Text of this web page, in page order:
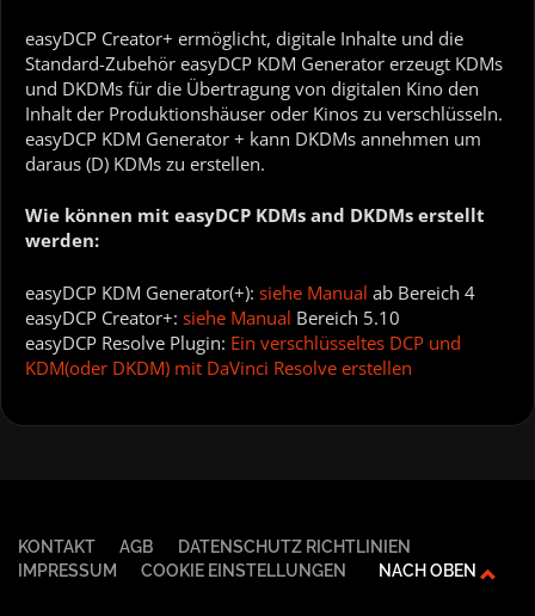
easyDCP Creator+ ermöglicht, digitale Inhalte und die
Standard-Zubehör easyDCP KDM Generator erzeugt KDMs
und DKDMs für die Übertragung von digitalen Kino den
Inhalt der Produktionshäuser oder Kinos zu verschlüsseln.
easyDCP KDM Generator + kann DKDMs annehmen um
daraus (D) KDMs zu erstellen.
Wie können mit easyDCP KDMs and DKDMs erstellt
werden:
easyDCP KDM Generator(+): siehe Manual ab Bereich 4
easyDCP Creator+: siehe Manual Bereich 5.10
easyDCP Resolve Plugin: Ein verschlüsseltes DCP und
KDM(oder DKDM) mit DaVinci Resolve erstellen
KONTAKT AGB
DATENSCHUTZ RICHTLINIEN
IMPRESSUM
COOKIE EINSTELLUNGEN NACH OBEN